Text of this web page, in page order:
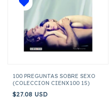
100 PREGUNTAS SOBRE SEXO
(COLECCION CIENX100 15)
$27.08 USD